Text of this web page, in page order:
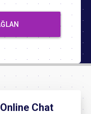
Chat